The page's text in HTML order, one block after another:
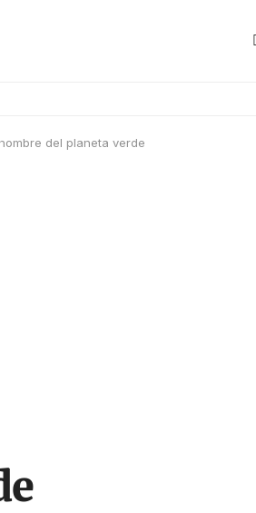
del planeta verde